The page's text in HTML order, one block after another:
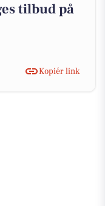
tilbud på
Kopiér link